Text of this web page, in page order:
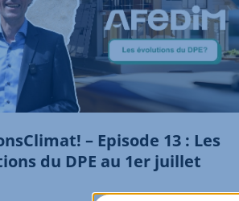
– Episode 13 : Les
du DPE au 1er juillet